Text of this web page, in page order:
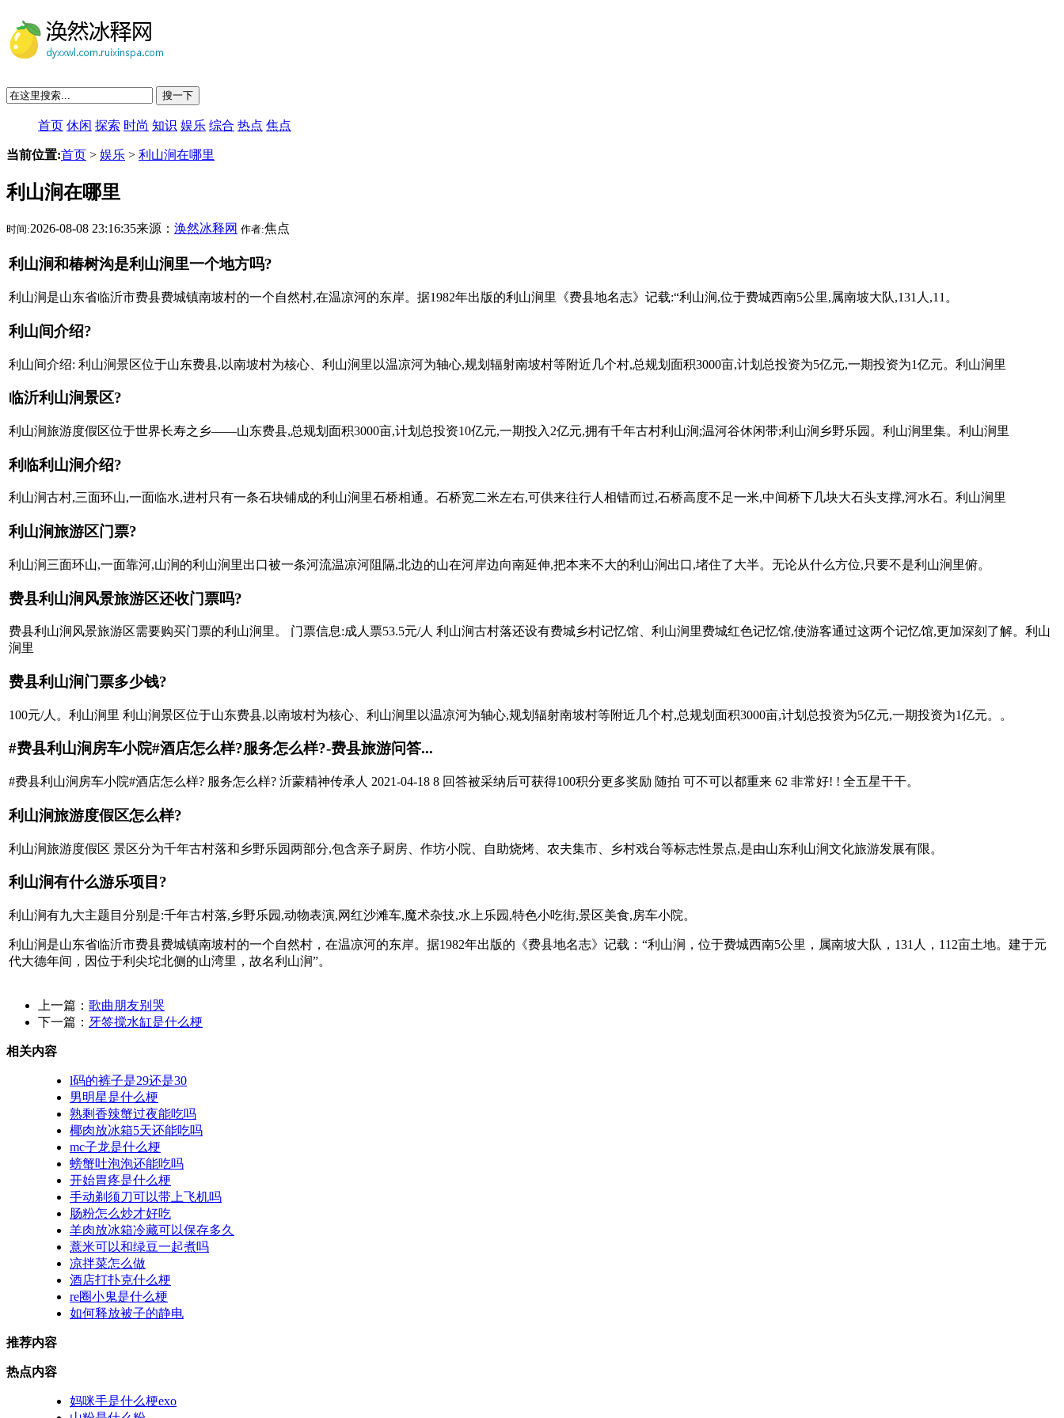
搜一下
首页 休闲 探索 时尚 知识 娱乐 综合 热点 焦点
当前位置:首页 > 娱乐 > 利山涧在哪里
利山涧在哪里
时间:2026-08-08 23:16:35来源： 涣然冰释网 作者:焦点
利山涧和椿树沟是利山涧里一个地方吗?
利山涧是山东省临沂市费县费城镇南坡村的一个自然村,在温凉河的东岸。据1982年出版的利山涧里《费县地名志》记载:“利山涧,位于费城西南5公里,属南坡大队,131人,11。
利山间介绍?
利山间介绍: 利山涧景区位于山东费县,以南坡村为核心、利山涧里以温凉河为轴心,规划辐射南坡村等附近几个村,总规划面积3000亩,计划总投资为5亿元,一期投资为1亿元。利山涧里
临沂利山涧景区?
利山涧旅游度假区位于世界长寿之乡——山东费县,总规划面积3000亩,计划总投资10亿元,一期投入2亿元,拥有千年古村利山涧;温河谷休闲带;利山涧乡野乐园。利山涧里集。利山涧里
利临利山涧介绍?
利山涧古村,三面环山,一面临水,进村只有一条石块铺成的利山涧里石桥相通。石桥宽二米左右,可供来往行人相错而过,石桥高度不足一米,中间桥下几块大石头支撑,河水石。利山涧里
利山涧旅游区门票?
利山涧三面环山,一面靠河,山涧的利山涧里出口被一条河流温凉河阻隔,北边的山在河岸边向南延伸,把本来不大的利山涧出口,堵住了大半。无论从什么方位,只要不是利山涧里俯。
费县利山涧风景旅游区还收门票吗?
费县利山涧风景旅游区需要购买门票的利山涧里。 门票信息:成人票53.5元/人 利山涧古村落还设有费城乡村记忆馆、利山涧里费城红色记忆馆,使游客通过这两个记忆馆,更加深刻了解。利山
涧里
费县利山涧门票多少钱?
100元/人。利山涧里 利山涧景区位于山东费县,以南坡村为核心、利山涧里以温凉河为轴心,规划辐射南坡村等附近几个村,总规划面积3000亩,计划总投资为5亿元,一期投资为1亿元。。
#费县利山涧房车小院#酒店怎么样?服务怎么样?-费县旅游问答...
#费县利山涧房车小院#酒店怎么样? 服务怎么样? 沂蒙精神传承人 2021-04-18 8 回答被采纳后可获得100积分更多奖励 随拍 可不可以都重来 62 非常好! ! 全五星干干。
利山涧旅游度假区怎么样?
利山涧旅游度假区 景区分为千年古村落和乡野乐园两部分,包含亲子厨房、作坊小院、自助烧烤、农夫集市、乡村戏台等标志性景点,是由山东利山涧文化旅游发展有限。
利山涧有什么游乐项目?
利山涧有九大主题目分别是:千年古村落,乡野乐园,动物表演,网红沙滩车,魔术杂技,水上乐园,特色小吃街,景区美食,房车小院。
利山涧是山东省临沂市费县费城镇南坡村的一个自然村，在温凉河的东岸。据1982年出版的《费县地名志》记载：“利山涧，位于费城西南5公里，属南坡大队，131人，112亩土地。建于元
代大德年间，因位于利尖坨北侧的山湾里，故名利山涧”。
上一篇： 歌曲朋友别哭
下一篇： 牙签搅水缸是什么梗
相关内容
l码的裤子是29还是30
男明星是什么梗
熟剩香辣蟹过夜能吃吗
椰肉放冰箱5天还能吃吗
mc子龙是什么梗
螃蟹吐泡泡还能吃吗
开始胃疼是什么梗
手动剃须刀可以带上飞机吗
肠粉怎么炒才好吃
羊肉放冰箱冷藏可以保存多久
薏米可以和绿豆一起煮吗
凉拌菜怎么做
酒店打扑克什么梗
re圈小鬼是什么梗
如何释放被子的静电
推荐内容
热点内容
妈咪手是什么梗exo